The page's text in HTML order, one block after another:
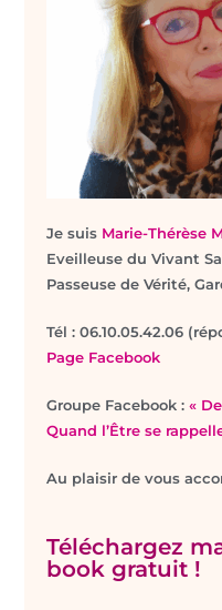
Je suis Marie-Thérèse
Eveilleuse du Vivant
Passeuse de Vérité,
Tél : 06.10.05.42.06
Page Facebook
Groupe Facebook :«
Quand l’Être se
Au plaisir de vous
Téléchargez
book gratuit !